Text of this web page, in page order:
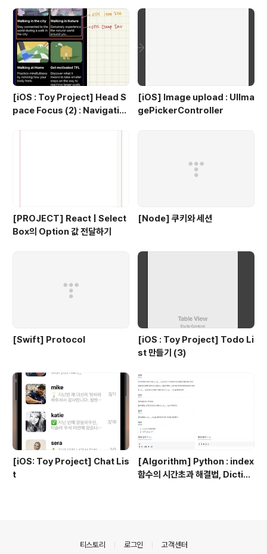
[iOS : Toy Project] Head S
pace Focus (2) : Navigatio
[iOS] Image upload : UIIma
gePickerController
[PROJECT] React | Select
Box의 Option 값 전달하기
[Node] 쿠키와 세션
[Swift] Protocol
[iOS : Toy Project] Todo Li
st 만들기 (3)
[iOS: Toy Project] Chat Lis
t
[Algorithm] Python : index
함수의 시간초과 해결법, Diction
티스토리 로그인 고객센터